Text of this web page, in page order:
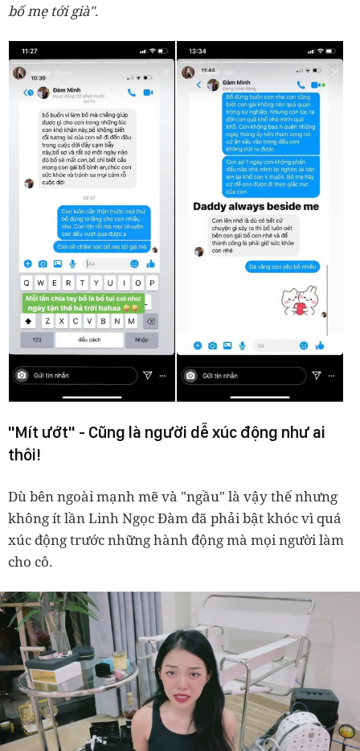
bố mẹ tới già".
"Mít ướt" - Cũng là người dễ xúc động như ai
thôi!
Dù bên ngoài mạnh mẽ và "ngầu" là vậy thế nhưng
không ít lần Linh Ngọc Đàm đã phải bật khóc vì quá
xúc động trước những hành động mà mọi người làm
cho cô.